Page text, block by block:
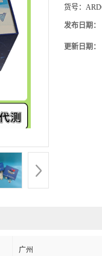
货号：
发布日期：
更新日期：
广州